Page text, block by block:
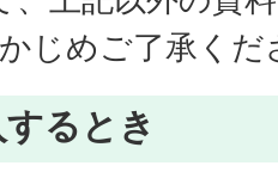
じめご了承くだ
るとき